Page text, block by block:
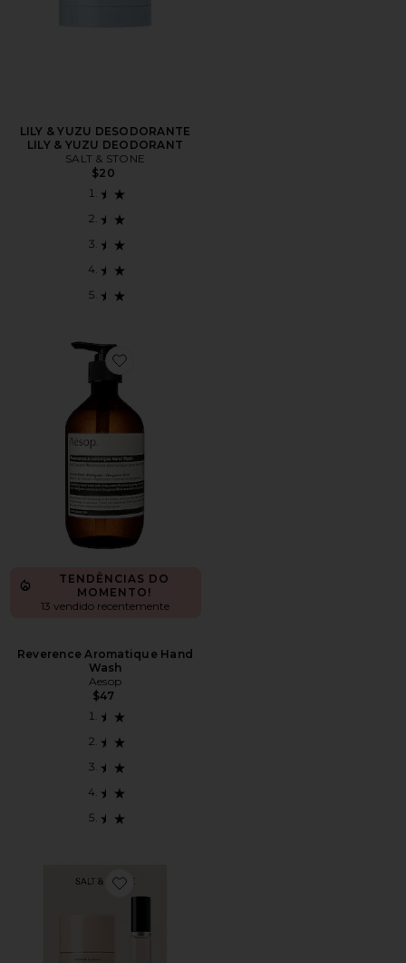
LILY & YUZU DESODORANTE
LILY & YUZU DEODORANT
SALT & STONE
$20
Favorite Reverence Aromatique Hand Wash
TENDÊNCIAS DO
MOMENTO!
13 vendido recentemente
Reverence Aromatique Hand
Wash
Aesop
$47
Favorite CONJUNTO DE DESODORANTE E